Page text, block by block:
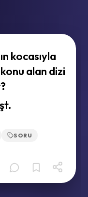
kocasıyla
alan dizi
SORU